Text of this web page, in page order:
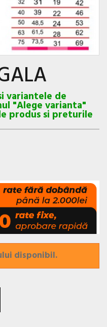
variantele de
"Alege varianta"
produs si preturile
disponibil.